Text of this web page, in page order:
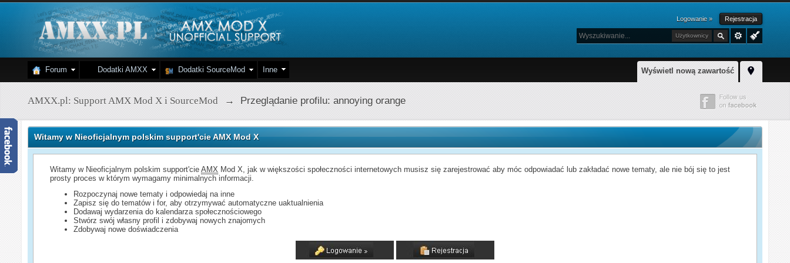
Logowanie » Rejestracja
Użytkownicy
Wyświetl nową zawartość
Forum Dodatki AMXX Dodatki SourceMod Inne
AMXX.pl: Support AMX Mod X i SourceMod → Przeglądanie profilu: annoying orange
Witamy w Nieoficjalnym polskim support'cie AMX Mod X
Witamy w Nieoficjalnym polskim support'cieAMX Mod X, jak w większości społeczności internetowych musisz się zarejestrować aby móc odpowiadać lub zakładać nowe tematy, ale nie bój się to jest
prosty proces w którym wymagamy minimalnych informacji.
Rozpoczynaj nowe tematy i odpowiedaj na inne
Zapisz się do tematów i for, aby otrzymywać automatyczne uaktualnienia
Dodawaj wydarzenia do kalendarza społecznościowego
Stwórz swój własny profil i zdobywaj nowych znajomych
Zdobywaj nowe doświadczenia